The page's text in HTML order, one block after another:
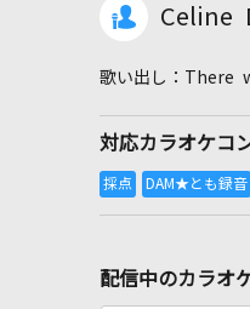
Celine
There
対応カラオケコ
配信中のカラオ